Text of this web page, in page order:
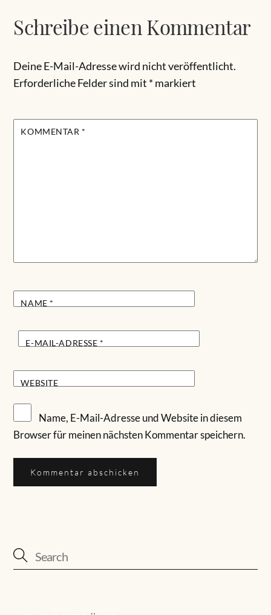
Schreibe einen Kommentar
Deine E-Mail-Adresse wird nicht veröffentlicht.
Erforderliche Felder sind mit *markiert
KOMMENTAR *
NAME *
E-MAIL-ADRESSE *
WEBSITE
Name, E-Mail-Adresse und Website in diesem
Browser für meinen nächsten Kommentar speichern.